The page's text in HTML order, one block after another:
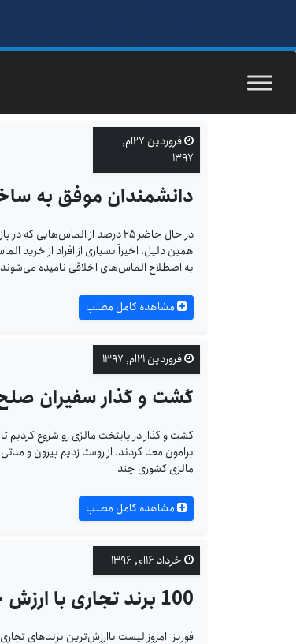
فروردین ۲۷ام,
۱۳۹۷
دانشمندان موفق به
در حال حاضر ۲۵ درصد از
همین دلیل، اخیراً بسیاری از افراد از
به اصطلاح الماس‌های اخلاقی نامیده‌
مشاهده کامل مطلب
فروردین ۲۱ام, ۱۳۹۷
گشت و گذار سفیران صلح
گشت و گذار در پایتخت مالزی رو شروع کردیم
برامون معنا کردند. از روستا زدیم بیرون و
مالزی کشوری چند
مشاهده کامل مطلب
خرداد ۱۶ام, ۱۳۹۶
100 برند تجاری با ارزش جهان